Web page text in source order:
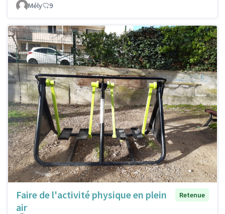
Mély
9
Faire de l'activité physique en plein
air
Retenue